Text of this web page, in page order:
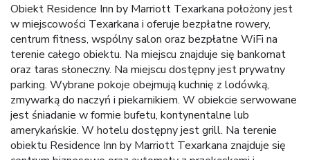
Obiekt Residence Inn by Marriott Texarkana położony jest
w miejscowości Texarkana i oferuje bezpłatne rowery,
centrum fitness, wspólny salon oraz bezpłatne WiFi na
terenie całego obiektu. Na miejscu znajduje się bankomat
oraz taras słoneczny. Na miejscu dostępny jest prywatny
parking. Wybrane pokoje obejmują kuchnię z lodówką,
zmywarką do naczyń i piekarnikiem. W obiekcie serwowane
jest śniadanie w formie bufetu, kontynentalne lub
amerykańskie. W hotelu dostępny jest grill. Na terenie
obiektu Residence Inn by Marriott Texarkana znajduje się